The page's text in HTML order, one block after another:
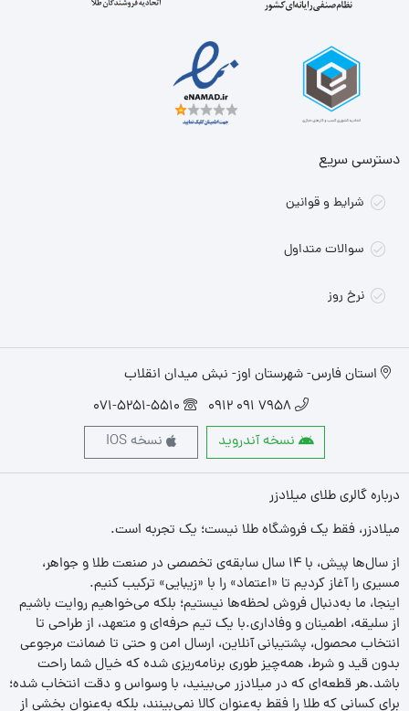
دسترسی سریع
شرایط و قوانین
سوالات متداول
نرخ روز
استان فارس- شهرستان اوز- نبش میدان انقلاب
7958 091 0912
071-5251-5510
نسخه آندروید
نسخه IOS
درباره گالری طلای میلادزر
میلادزر، فقط یک فروشگاه طلا نیست؛ یک تجربه‌ است.
از سال‌ها پیش، با ۱۴ سال سابقه‌ی تخصصی در صنعت طلا و جواهر،
مسیری را آغاز کردیم تا «اعتماد» را با «زیبایی» ترکیب کنیم.
اینجا، ما به‌دنبال فروش لحظه‌ها نیستیم؛ بلکه می‌خواهیم روایت باشیم
از سلیقه، اطمینان و وفاداری.با یک تیم حرفه‌ای و متعهد، از طراحی تا
انتخاب محصول، پشتیبانی آنلاین، ارسال امن و حتی تا ضمانت مرجوعی
بدون قید و شرط، همه‌چیز طوری برنامه‌ریزی شده که خیال شما راحت
باشد.هر قطعه‌ای که در میلادزر می‌بینید، با وسواس و دقت انتخاب شده؛
برای کسانی که طلا را فقط به‌عنوان کالا نمی‌بینند، بلکه به‌عنوان بخشی از